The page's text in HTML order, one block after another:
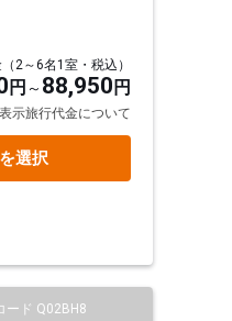
2～6名1室・税込）
円 88,950 円
表示旅行代金について
選択
ード Q02BH8